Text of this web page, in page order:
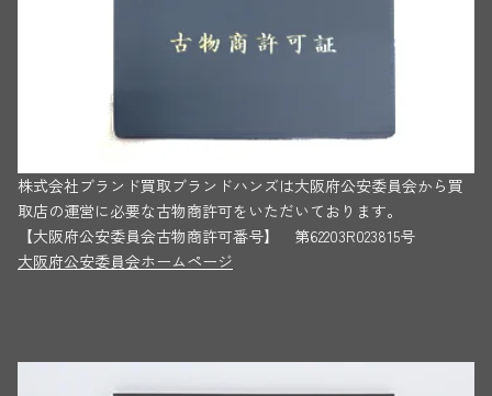
株式会社ブランド買取ブランドハンズは大阪府公安委員会から買
取店の運営に必要な古物商許可をいただいております。
【大阪府公安委員会古物商許可番号】 第62203R023815号
大阪府公安委員会ホームページ